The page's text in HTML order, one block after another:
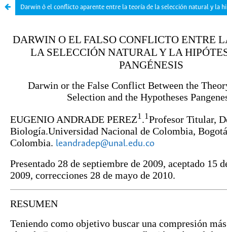
Darwin ò el conflicto aparente entre la teoría de la selección natural y la